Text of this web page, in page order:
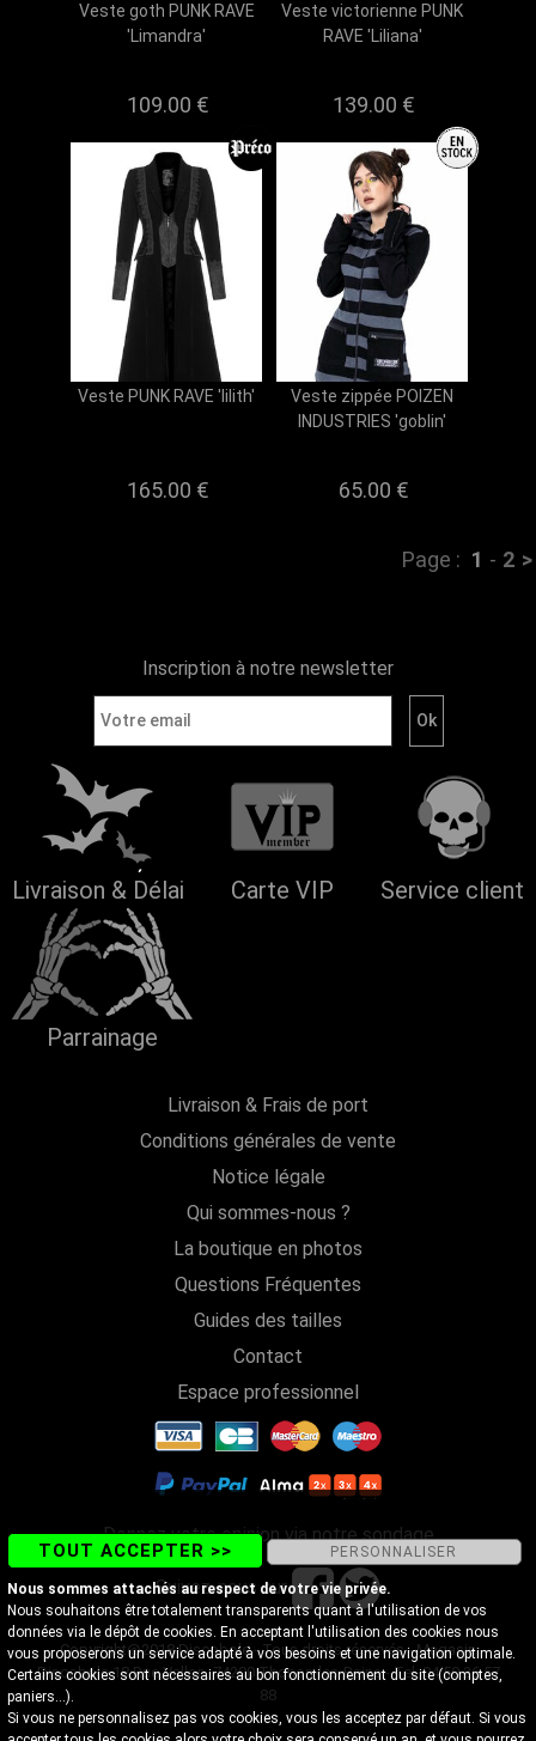
Veste goth PUNK RAVE
'Limandra'
109.00 €
Veste victorienne PUNK
RAVE 'Liliana'
139.00 €
Veste PUNK RAVE 'lilith'
165.00 €
Veste zippée POIZEN
INDUSTRIES 'goblin'
65.00 €
Page : 1 - 2 >
Inscription à notre newsletter
Livraison & Délai Carte VIP Service client
Parrainage
Livraison & Frais de port
Conditions générales de vente
Notice légale
Qui sommes-nous ?
La boutique en photos
Questions Fréquentes
Guides des tailles
Contact
Espace professionnel
Donnez votre opinion via notre sondage
Suivez-nous sur
Copyright@2018 Discobole - Tous droits réservés - Magasin
Discobole 18 Rue Vallon, 74200 Thonon-les-Bains - Tel. 04 50 26 57
88
TOUT ACCEPTER >> PERSONNALISER
Nous sommes attachés au respect de votre vie privée.
Nous souhaitons être totalement transparents quant à l'utilisation de vos
données via le dépôt de cookies. En acceptant l'utilisation des cookies nous
vous proposerons un service adapté à vos besoins et une navigation optimale.
Certains cookies sont nécessaires au bon fonctionnement du site (comptes,
paniers...).
Si vous ne personnalisez pas vos cookies, vous les acceptez par défaut. Si vous